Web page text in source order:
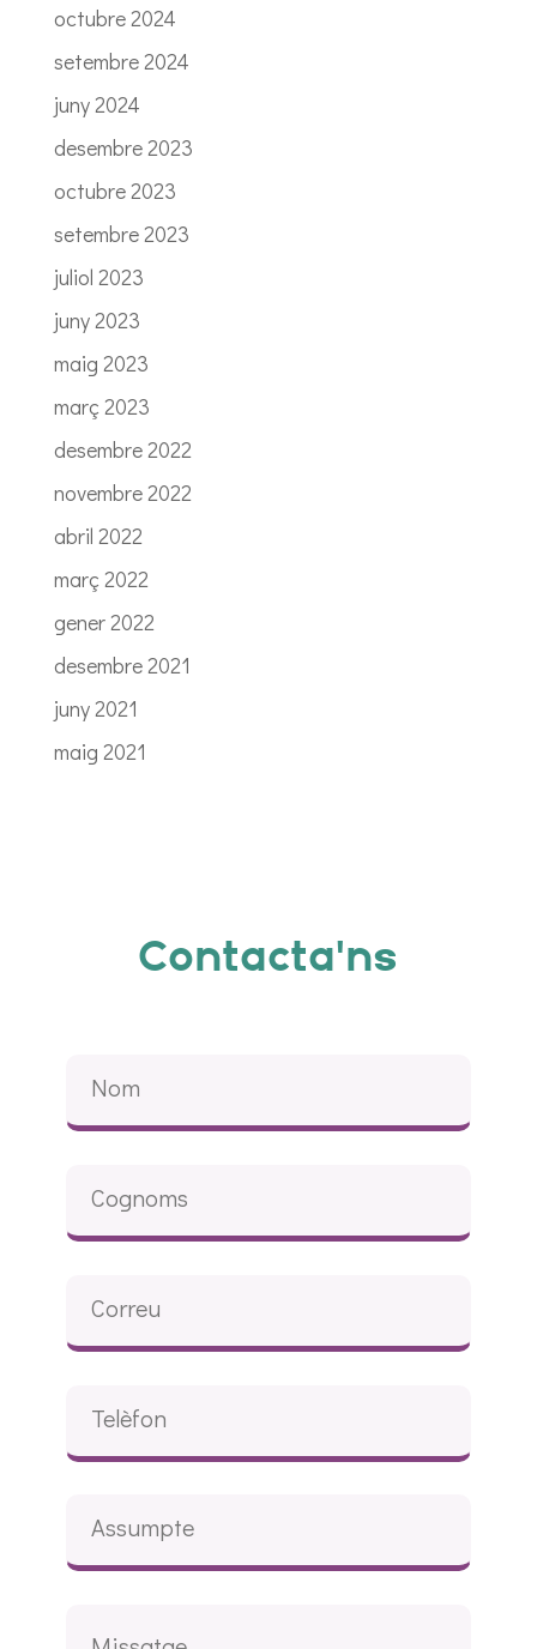
octubre 2024
setembre 2024
juny 2024
desembre 2023
octubre 2023
setembre 2023
juliol 2023
juny 2023
maig 2023
març 2023
desembre 2022
novembre 2022
abril 2022
març 2022
gener 2022
desembre 2021
juny 2021
maig 2021
Contacta'ns